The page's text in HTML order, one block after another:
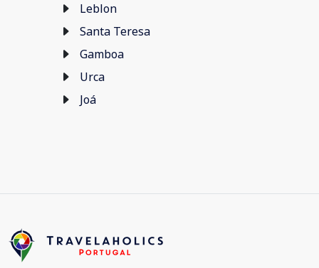
Leblon
Santa Teresa
Gamboa
Urca
Joá